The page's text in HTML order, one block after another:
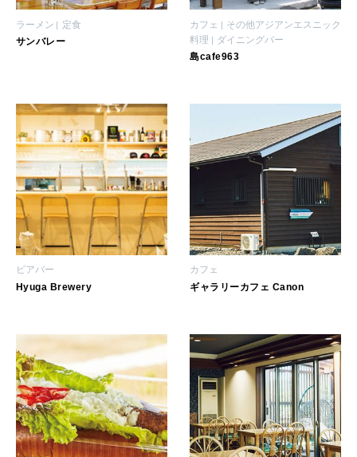
ラーメン 定食
サンバレー
カフェ
その他アジアンエスニック
料理
ダイニングバー
島cafe963
ビアバー
Hyuga Brewery
カフェ
ギャラリーカフェ Canon